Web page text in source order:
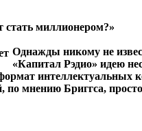
стать миллионером?»
Однажды никому не
«Капитал Рэдио» идею
интеллектуальных
мнению Бриггса,